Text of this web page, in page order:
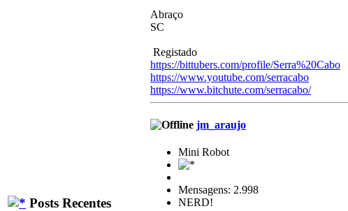
Posts Recentes
Abraço
SC
Registado
https://bittubers.com/profile/Serra%20Cabo
https://www.youtube.com/serracabo
https://www.bitchute.com/serracabo/
jm_araujo
Mini Robot
Mensagens: 2.998
NERD!